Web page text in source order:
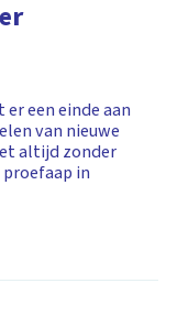
een einde aan
van nieuwe
altijd zonder
in